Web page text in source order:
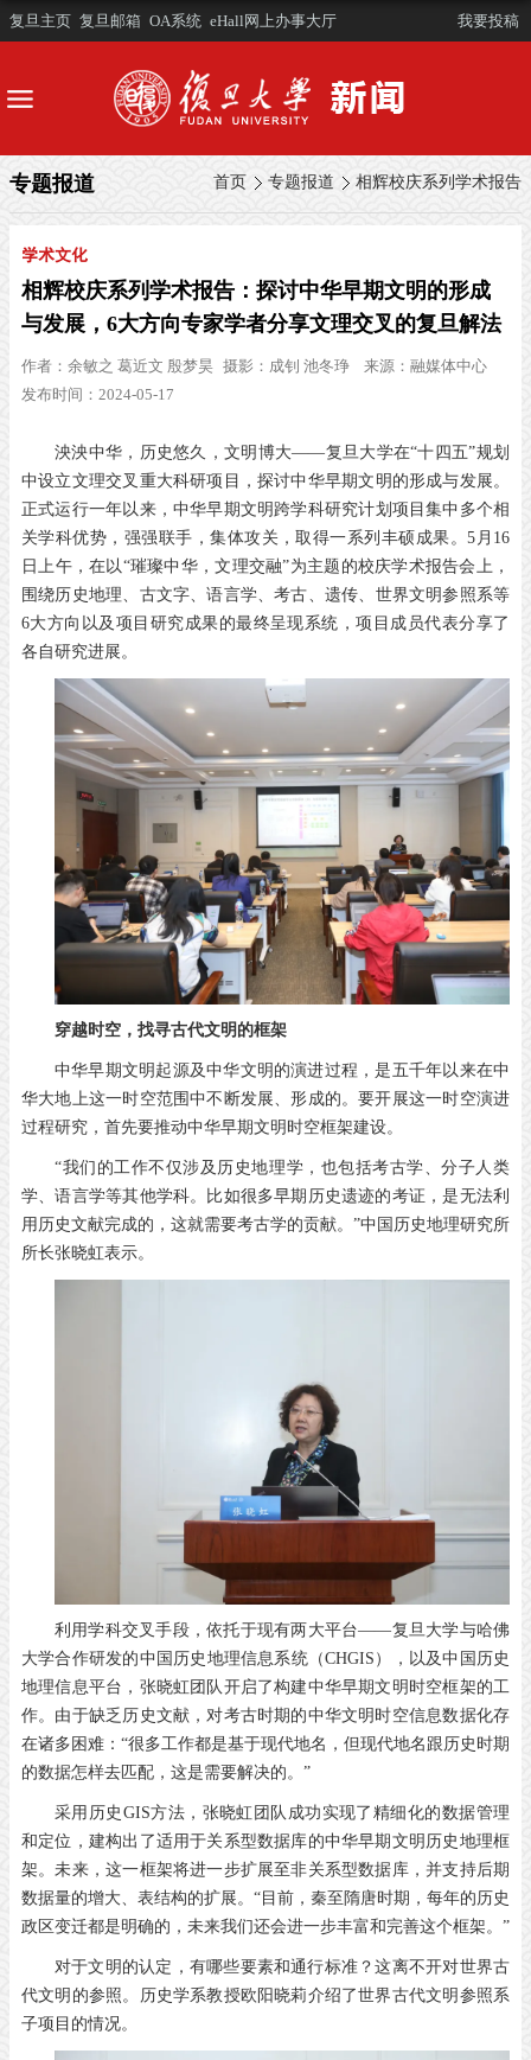
复旦主页 复旦邮箱 OA系统 eHall网上办事大厅 我要投稿
首页 专题报道 相辉校庆系列学术报告
专题报道
学术文化
相辉校庆系列学术报告：探讨中华早期文明的形成
与发展，6大方向专家学者分享文理交叉的复旦解法
作者： 余敏之 葛近文 殷梦昊 摄影： 成钊 池冬琤 来源： 融媒体中心
发布时间：2024-05-17
泱泱中华，历史悠久，文明博大——复旦大学在“十四五”规划
中设立文理交叉重大科研项目，探讨中华早期文明的形成与发展。
正式运行一年以来， 中华早期文明跨学科研究计划项目集中多个相
关学科优势， 强强联手，集体攻关，取得一系列丰硕成果。5月16
日上午，在以“璀璨中华，文理交融”为主题的校庆学术报告会上，
围绕历史地理、古文字、语言学、考古、遗传、世界文明参照系等
6大方向 以及项目研究成果的最终呈现系统，项目成员代表分享了
各自研究进展。
穿越时空， 找寻古代文明的框架
中华早期文明起源及中华文明的演进过程，是五千年以来在中
华大地上这一时空范围中不断发展、形成的。要开展这一时空演进
过程研究，首先要推动中华早期文明时空框架建设。
“我们的工作不仅涉及历史地理学，也包括考古学、分子人类
学、语言学等其他学科。比如很多早期历史遗迹的考证，是无法利
用历史文献完成的，这就需要考古学的贡献。”中国历史地理研究所
所长张晓虹表示。
利用学科交叉手段，依托于现有两大平台——复旦大学与哈佛
大学合作研发的中国历史地理信息系统（CHGIS），以及中国历史
地理信息平台，张晓虹团队开启了构建中华早期文明时空框架的工
作。由于缺乏历史文献，对考古时期的中华文明时空信息数据化存
在诸多困难：“很多工作都是基于现代地名，但现代地名跟历史时期
的数据怎样去匹配，这是需要解决的。”
采用历史GIS方法，张晓虹团队成功实现了精细化的数据管理
和定位，建构出了适用于关系型数据库的中华早期文明历史地理框
架。未来，这一框架将进一步扩展至非关系型数据库，并支持后期
数据量的增大、表结构的扩展。“目前，秦至隋唐时期，每年的历史
政区变迁都是明确的，未来我们还会进一步丰富和完善这个框架。”
对于文明的认定，有哪些要素和通行标准？这离不开对世界古
代文明的参照。历史学系教授欧阳晓莉介绍了世界古代文明参照系
子项目的情况。